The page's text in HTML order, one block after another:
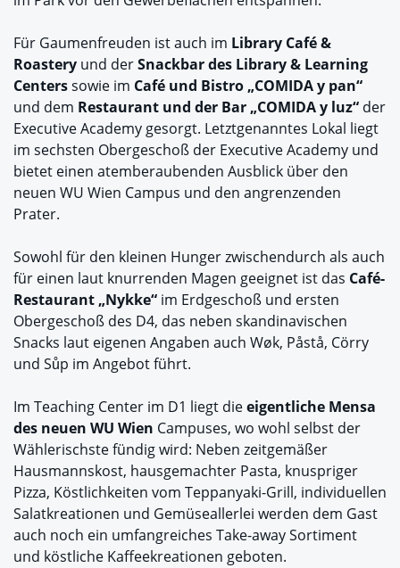
Für Gaumenfreuden ist auch im Library Café &
Roastery und derSnackbar des Library & Learning
Centerssowie im Café und Bistro „COMIDA y pan“
und dem Restaurant und der Bar „COMIDA y luz“ der
Executive Academy gesorgt. Letztgenanntes Lokal liegt
im sechsten Obergeschoß der Executive Academy und
bietet einen atemberaubenden Ausblick über den
neuen WU Wien Campus und den angrenzenden
Prater.
Sowohl für den kleinen Hunger zwischendurch als auch
für einen laut knurrenden Magen geeignet ist das Café-
Restaurant „Nykke“ im Erdgeschoß und ersten
Obergeschoß des D4, das neben skandinavischen
Snacks laut eigenen Angaben auch Wøk, Påstå, Cörry
und Sůp im Angebot führt.
Im Teaching Center im D1 liegt dieeigentliche Mensa
des neuen WU Wien Campuses, wo wohl selbst der
Wählerischste fündig wird: Neben zeitgemäßer
Hausmannskost, hausgemachter Pasta, knuspriger
Pizza, Köstlichkeiten vom Teppanyaki-Grill, individuellen
Salatkreationen und Gemüseallerlei werden dem Gast
auch noch ein umfangreiches Take-away Sortiment
und köstliche Kaffeekreationen geboten.